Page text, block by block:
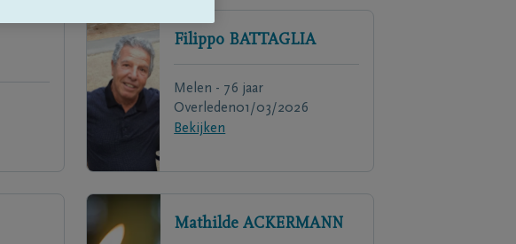
Filippo BATTAGLIA
Melen - 76 jaar
Overleden01/03/2026
Bekijken
Mathilde ACKERMANN